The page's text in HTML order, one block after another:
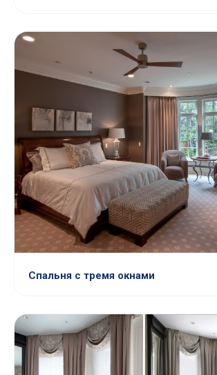
Спальня с тремя окнами